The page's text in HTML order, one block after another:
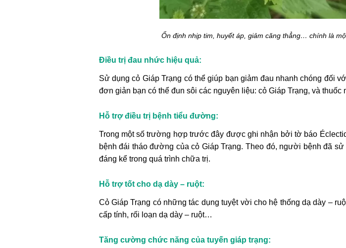
Ổn định nhịp tim, huyết áp, giảm căng thẳng… chính là
Điều trị đau nhức hiệu quả:
Sử dụng cỏ Giáp Trạng có thể giúp bạn giảm đau nhanh chóng đối
đơn giản bạn có thể đun sôi các nguyên liệu: cỏ Giáp Trạng, và
Hỗ trợ điều trị bệnh tiểu đường:
Trong một số trường hợp trước đây được ghi nhận bởi tờ báo
bệnh đái tháo đường của cỏ Giáp Trạng. Theo đó, người bệnh đã
đáng kể trong quá trình chữa trị.
Hỗ trợ tốt cho dạ dày – ruột:
Cỏ Giáp Trạng có những tác dụng tuyệt vời cho hệ thống dạ dày –
cấp tính, rối loạn dạ dày – ruột…
Tăng cường chức năng của tuyến giáp trạng: